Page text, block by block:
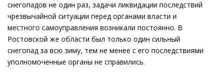
снегопадов не один раз, задачи ликвидации последствий
чрезвычайной ситуации перед органами власти и
местного самоуправления возникали постоянно. В
Ростовской же области был только один сильный
снегопад за всю зиму, тем не менее с его последствиями
уполномоченные органы не справились.